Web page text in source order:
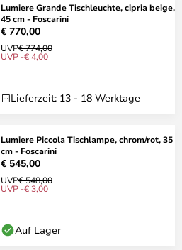
Lumiere Grande Tischleuchte, cipria beige,
45 cm - Foscarini
€ 770,00
UVP€ 774,00
UVP -€ 4,00
Lieferzeit: 13 - 18 Werktage
Lumiere Piccola Tischlampe, chrom/rot, 35
cm - Foscarini
€ 545,00
UVP€ 548,00
UVP -€ 3,00
Auf Lager